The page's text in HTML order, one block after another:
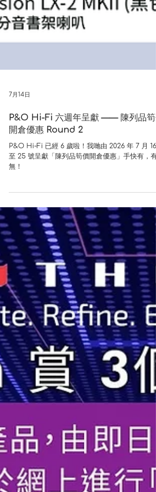
7月14日
開倉優惠 Round 2
P&O Hi-Fi 已經 6 歲啦！我哋由 2026 年 7 月 16